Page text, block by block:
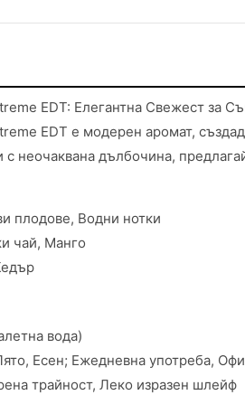
EDT: Елегантна Свежест за
EDT е модерен аромат,
неочаквана дълбочина,
плодове, Водни нотки
чай, Манго
вода)
Есен; Ежедневна употреба,
трайност, Леко изразен шлейф